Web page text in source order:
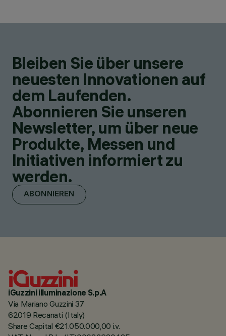
Bleiben Sie über unsere
neuesten Innovationen auf
dem Laufenden.
Abonnieren Sie unseren
Newsletter, um über neue
Produkte, Messen und
Initiativen informiert zu
werden.
ABONNIEREN
iGuzzini illuminazione S.p.A
Via Mariano Guzzini 37
62019 Recanati (Italy)
Share Capital €21.050.000,00 i.v.